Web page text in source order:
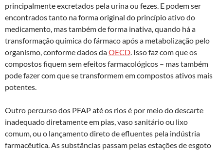
principalmente excretados pela urina ou fezes. E podem ser
encontrados tanto na forma original do princípio ativo do
medicamento, mas também de forma inativa, quando há a
transformação química do fármaco após a metabolização pelo
organismo, conforme dados daOECD. Isso faz com que os
compostos fiquem sem efeitos farmacológicos – mas também
pode fazer com que se transformem em compostos ativos mais
potentes.
Outro percurso dos PFAP até os rios é por meio do descarte
inadequado diretamente em pias, vaso sanitário ou lixo
comum, ou o lançamento direto de efluentes pela indústria
farmacêutica. As substâncias passam pelas estações de esgoto